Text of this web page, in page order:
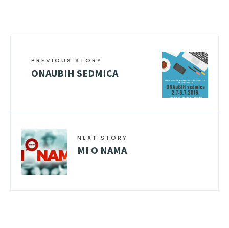
PREVIOUS STORY
ONAUBIH SEDMICA
NEXT STORY
MI O NAMA